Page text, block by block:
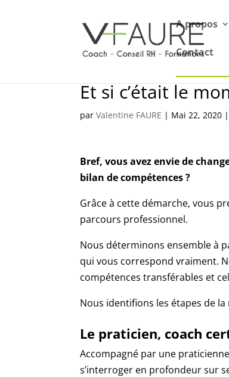
A propos
Contact
Et si c’était le
parValentine FAURE | Mai 22, 2020 |
Bref, vous avez envie de
bilan de compétences ?
Grâce à cette démarche, vous
parcours professionnel.
Nous déterminons ensemble à
qui vous correspond vraiment.
compétences transférables et
Nous identifions les étapes de
Le praticien, coach
Accompagné par une
s’interroger en profondeur sur